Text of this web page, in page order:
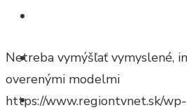
TV diskusie
Otázky a odpovede
Netreba vymýšľať vymyslené,
overenými modelmi
https://www.regiontvnet.sk/wp-